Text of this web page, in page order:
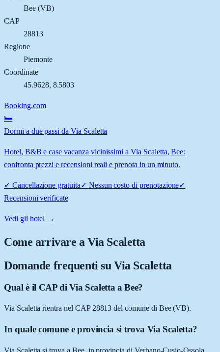
Bee(VB)
CAP
28813
Regione
Piemonte
Coordinate
45.9628, 8.5803
Booking.com
🛏️
Dormi a due passi da Via Scaletta
Hotel, B&B e case vacanza vicinissimi a Via Scaletta, Bee:
confronta prezzi e recensioni reali e prenota in un minuto.
✓ Cancellazione gratuita✓ Nessun costo di prenotazione✓
Recensioni verificate
Vedi gli hotel →
Come arrivare aVia Scaletta
Domande frequenti su Via Scaletta
Qual è il CAP di Via Scaletta a Bee?
Via Scaletta rientra nel CAP 28813 del comune di Bee (VB).
In quale comune e provincia si trova Via Scaletta?
Via Scaletta si trova a Bee, in provincia di Verbano-Cusio-Ossola